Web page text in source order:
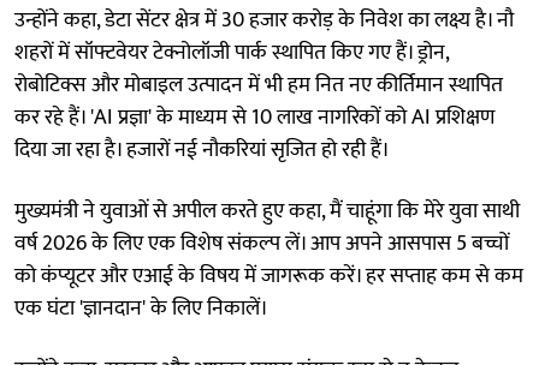
उन्होंने कहा, डेटा सेंटर क्षेत्र में 30 हजार करोड़ के निवेश का लक्ष्य है। नौ
शहरों में सॉफ्टवेयर टेक्नोलॉजी पार्क स्थापित किए गए हैं। ड्रोन,
रोबोटिक्स और मोबाइल उत्पादन में भी हम नित नए कीर्तिमान स्थापित
कर रहे हैं। 'AI प्रज्ञा' के माध्यम से 10 लाख नागरिकों को AI प्रशिक्षण
दिया जा रहा है। हजारों नई नौकरियां सृजित हो रही हैं।
मुख्यमंत्री ने युवाओं से अपील करते हुए कहा, मैं चाहूंगा कि मेरे युवा साथी
वर्ष 2026 के लिए एक विशेष संकल्प लें। आप अपने आसपास 5 बच्चों
को कंप्यूटर और एआई के विषय में जागरूक करें। हर सप्ताह कम से कम
एक घंटा 'ज्ञानदान' के लिए निकालें।